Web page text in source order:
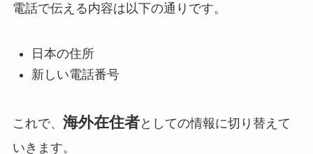
電話で伝える内容は以下の通りです。
日本の住所
新しい電話番号
これで、 海外在住者としての情報に切り替えて
いきます。